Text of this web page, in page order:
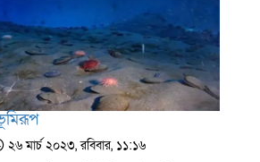
২৬ মার্চ ২০২৩, রবিবার, ১১:১৬